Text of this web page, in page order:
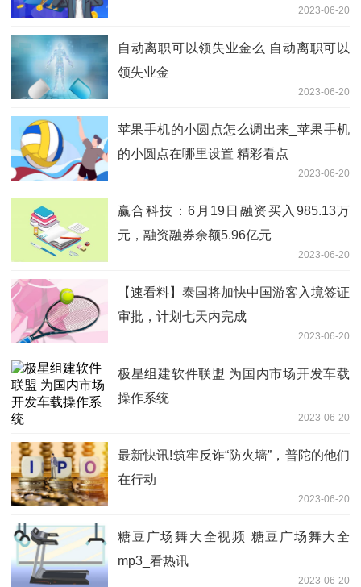
2023-06-20
自动离职可以领失业金么 自动离职可以
领失业金
2023-06-20
苹果手机的小圆点怎么调出来_苹果手机
的小圆点在哪里设置 精彩看点
2023-06-20
赢合科技：6月19日融资买入985.13万
元，融资融券余额5.96亿元
2023-06-20
【速看料】泰国将加快中国游客入境签证
审批，计划七天内完成
2023-06-20
极星组建软件联盟 为国内市场开发车载
操作系统
2023-06-20
最新快讯!筑牢反诈“防火墙”，普陀的他们
在行动
2023-06-20
糖豆广场舞大全视频 糖豆广场舞大全
mp3_看热讯
2023-06-20